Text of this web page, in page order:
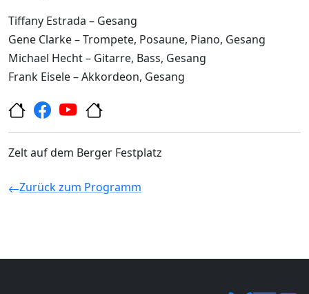
Tiffany Estrada – Gesang
Gene Clarke – Trompete, Posaune, Piano, Gesang
Michael Hecht – Gitarre, Bass, Gesang
Frank Eisele – Akkordeon, Gesang
Zelt auf dem Berger Festplatz
Zurück zum Programm